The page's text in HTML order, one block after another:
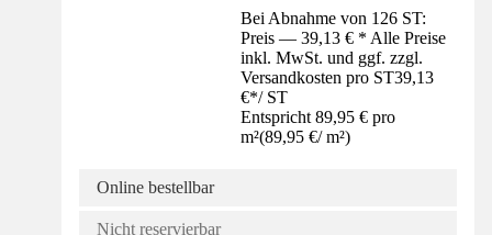
Bei Abnahme von 126 ST:
Preis — 39,13 € * Alle Preise
inkl. MwSt. und ggf. zzgl.
Versandkosten pro ST39,13
€*/ ST
Entspricht 89,95 € pro
m²(89,95 €/ m²)
Online bestellbar
Nicht reservierbar